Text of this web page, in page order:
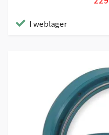
I weblager